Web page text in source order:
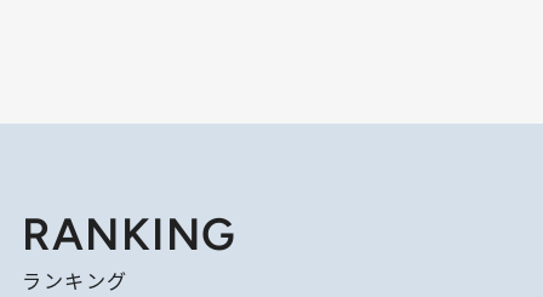
RANKING
ランキング